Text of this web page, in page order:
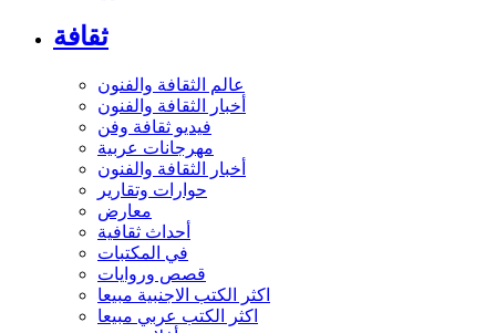
ثقافة
عالم الثقافة والفنون
أخبار الثقافة والفنون
فيديو ثقافة وفن
مهرجانات عربية
أخبار الثقافة والفنون
حوارات وتقارير
معارض
أحداث ثقافية
في المكتبات
قصص وروايات
اكثر الكتب الاجنبية مبيعا
اكثر الكتب عربي مبيعا